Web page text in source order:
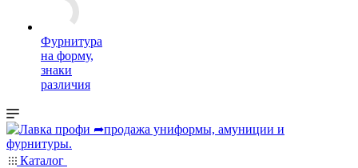
Фурнитура
на форму,
знаки
различия
Каталог